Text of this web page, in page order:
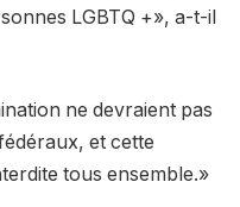
LGBTQ +», a-t-il
ne devraient pas
et cette
tous ensemble.»